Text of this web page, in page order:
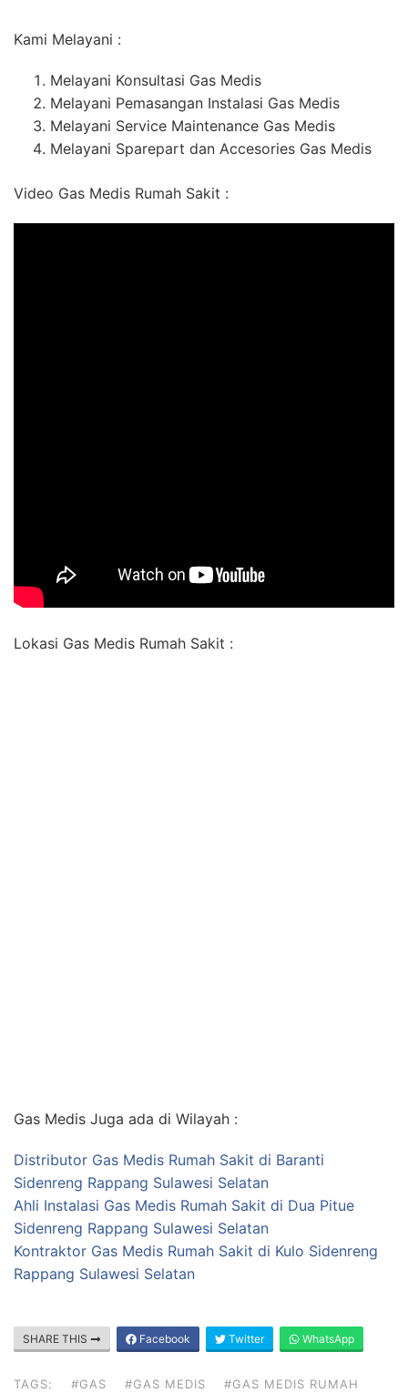
Kami Melayani :
Melayani Konsultasi Gas Medis
Melayani Pemasangan Instalasi Gas Medis
Melayani Service Maintenance Gas Medis
Melayani Sparepart dan Accesories Gas Medis
Video Gas Medis Rumah Sakit :
Lokasi Gas Medis Rumah Sakit :
Gas Medis Juga ada di Wilayah :
Distributor Gas Medis Rumah Sakit di Baranti
Sidenreng Rappang Sulawesi Selatan
Ahli Instalasi Gas Medis Rumah Sakit di Dua Pitue
Sidenreng Rappang Sulawesi Selatan
Kontraktor Gas Medis Rumah Sakit di Kulo Sidenreng
Rappang Sulawesi Selatan
SHARE THIS Facebook Twitter WhatsApp
TAGS: #GAS #GAS MEDIS #GAS MEDIS RUMAH